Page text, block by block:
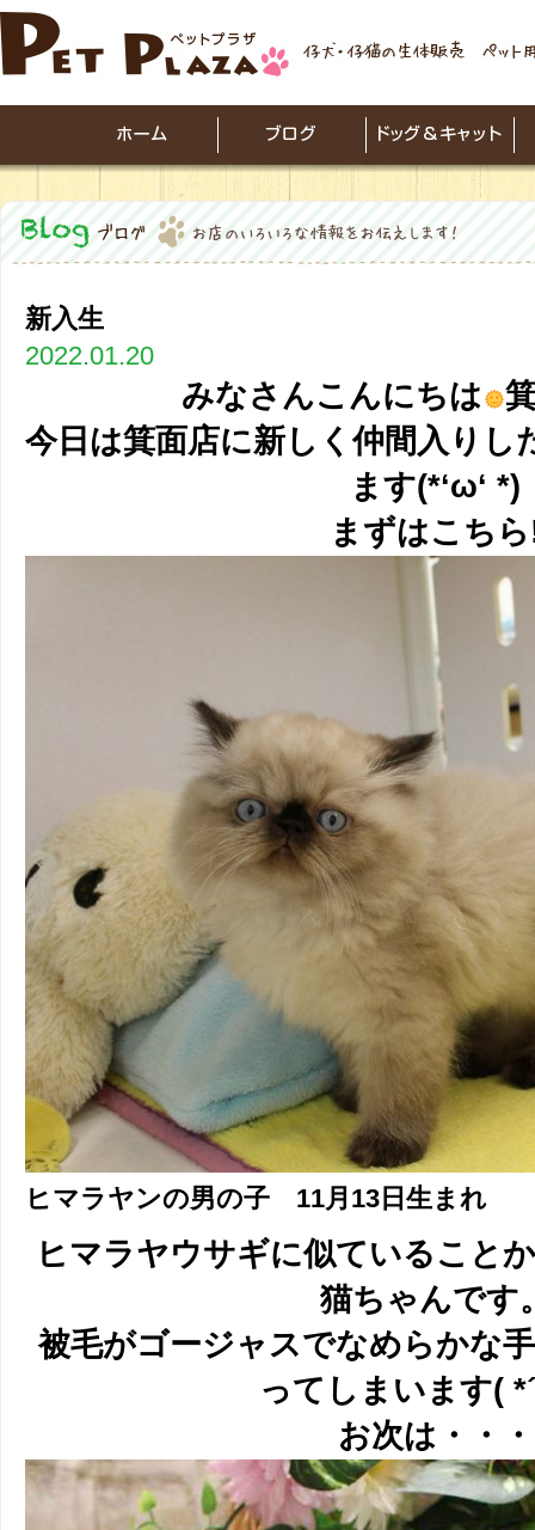
新入生
2022.01.20
みなさんこんにちは
今日は箕面店に新しく仲間入りし
ます(*‘ω‘ *)
まずはこち
ヒマラヤンの男の子 11月13日生まれ
ヒマラヤウサギに似ていること
猫ちゃんです
被毛がゴージャスでなめらかな
ってしまいます(
お次は・・・